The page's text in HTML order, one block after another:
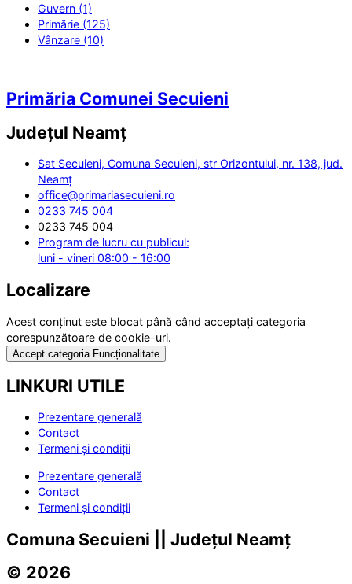
Guvern (1)
Primărie (125)
Vânzare (10)
Primăria Comunei Secuieni
Județul Neamț
Sat Secuieni, Comuna Secuieni, str Orizontului, nr. 138, jud.
Neamț
office@primariasecuieni.ro
0233 745 004
0233 745 004
Program de lucru cu publicul:
luni - vineri 08:00 - 16:00
Localizare
Acest conținut este blocat până când acceptați categoria
corespunzătoare de cookie-uri.
Accept categoria Funcționalitate
LINKURI UTILE
Prezentare generală
Contact
Termeni și condiții
Prezentare generală
Contact
Termeni și condiții
Comuna Secuieni || Județul Neamț
© 2026